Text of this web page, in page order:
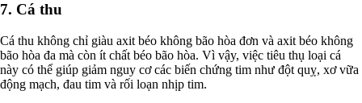
7. Cá thu
Cá thu không chỉ giàu axit béo không bão hòa đơn và axit béo không
bão hòa đa mà còn ít chất béo bão hòa. Vì vậy, việc tiêu thụ loại cá
này có thể giúp giảm nguy cơ các biến chứng tim như đột quỵ, xơ vữa
động mạch, đau tim và rối loạn nhịp tim.